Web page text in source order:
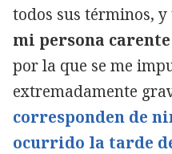
todos sus términos, y
mi persona
por la que se me
extremadamente
corresponden de
ocurrido la tarde